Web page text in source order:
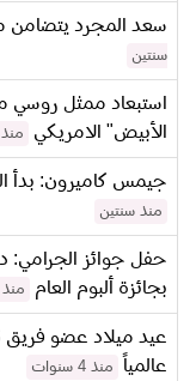
سعد المجرد يتضامن
سنتين
استبعاد ممثل روسي
الأبيض" الامريكي
جيمس كاميرون: بدأ
منذ سنتين
حفل جوائز الجرامي:
بجائزة ألبوم العام
عالمياً
منذ 4 سنوات